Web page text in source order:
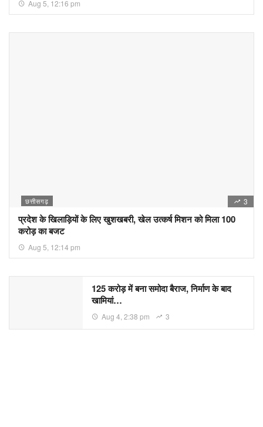
Aug 5, 12:16 pm
छत्तीसगढ़ 3
प्रदेश के खिलाड़ियों के लिए खुशखबरी, खेल उत्कर्ष मिशन को मिला 100
करोड़ का बजट
Aug 5, 12:14 pm
125 करोड़ में बना समोदा बैराज, निर्माण के बाद
खामियां…
Aug 4, 2:38 pm 3